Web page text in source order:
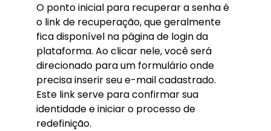
O ponto inicial para recuperar a senha é
o link de recuperação, que geralmente
fica disponível na página de login da
plataforma. Ao clicar nele, você será
direcionado para um formulário onde
precisa inserir seu e-mail cadastrado.
Este link serve para confirmar sua
identidade e iniciar o processo de
redefinição.